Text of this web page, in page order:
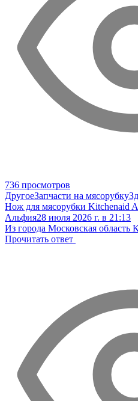
736 просмотров
ДругоеЗапчасти на мясорубку
Нож для мясорубки Kitchenaid
Альфия28 июля 2026 г. в 21:13
Из города Московская область
Прочитать ответ